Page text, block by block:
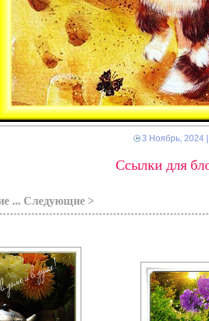
3 Ноябрь, 2024
Ссылки для
... Следующие >